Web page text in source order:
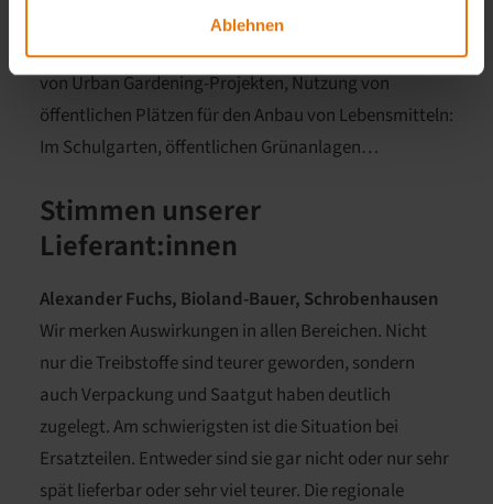
Ablehnen
5. Urban Gardening & selbst anbauen:Ausweitung
von Urban Gardening-Projekten, Nutzung von
öffentlichen Plätzen für den Anbau von Lebensmitteln:
Im Schulgarten, öffentlichen Grünanlagen…
Stimmen unserer
Lieferant:innen
Alexander Fuchs, Bioland-Bauer, Schrobenhausen
Wir merken Auswirkungen in allen Bereichen. Nicht
nur die Treibstoffe sind teurer geworden, sondern
auch Verpackung und Saatgut haben deutlich
zugelegt. Am schwierigsten ist die Situation bei
Ersatzteilen. Entweder sind sie gar nicht oder nur sehr
spät lieferbar oder sehr viel teurer. Die regionale